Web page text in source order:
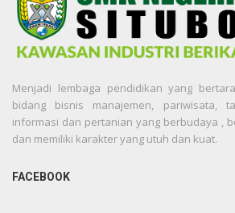
Menjadi lembaga pendidikan yang
bidang bisnis manajemen, pariwisata,
informasi dan pertanian yang berbudaya ,
dan memiliki karakter yang utuh dan kuat.
FACEBOOK